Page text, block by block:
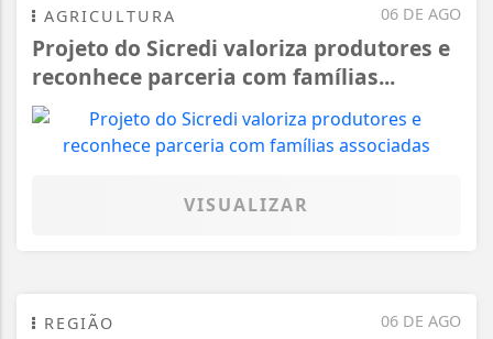
06 DE AGO
AGRICULTURA
Projeto do Sicredi valoriza produtores e
reconhece parceria com famílias...
VISUALIZAR
06 DE AGO
REGIÃO